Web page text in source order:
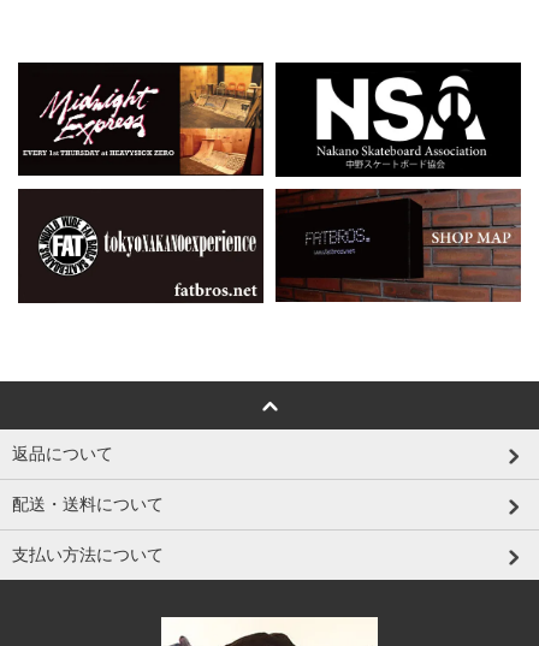
返品について
配送・送料について
支払い方法について